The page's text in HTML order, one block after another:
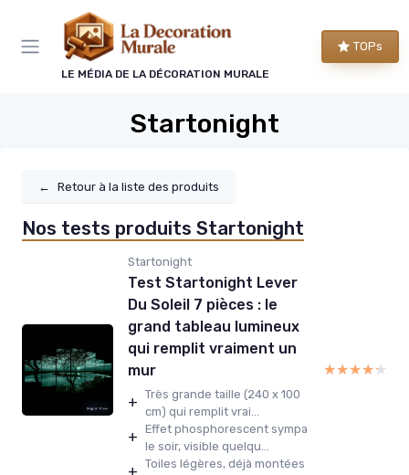
LE MÉDIA DE LA DÉCORATION MURALE
TOPs
Startonight
← Retour à la liste des produits
Nos tests produits Startonight
Startonight
Test Startonight Lever
Du Soleil 7 pièces : le
grand tableau lumineux
qui remplit vraiment un
mur
+ Très grande taille (240 x 100
cm) qui remplit vrai...
+ Effet phosphorescent sympa
le soir, visible quelqu...
Toiles légères, déjà montées
★★★★★
★★★★★
Panneau de gestion des cookies